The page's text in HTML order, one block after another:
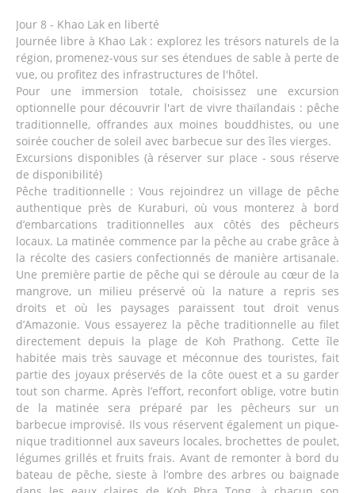
Jour 8 - Khao Lak en liberté
Journée libre à Khao Lak : explorez les trésors naturels de la
région, promenez-vous sur ses étendues de sable à perte de
vue, ou profitez des infrastructures de l'hôtel.
Pour une immersion totale, choisissez une excursion
optionnelle pour découvrir l'art de vivre thaïlandais : pêche
traditionnelle, offrandes aux moines bouddhistes, ou une
soirée coucher de soleil avec barbecue sur des îles vierges.
Excursions disponibles (à réserver sur place - sous réserve
de disponibilité)
Pêche traditionnelle : Vous rejoindrez un village de pêche
authentique près de Kuraburi, où vous monterez à bord
d’embarcations traditionnelles aux côtés des pêcheurs
locaux. La matinée commence par la pêche au crabe grâce à
la récolte des casiers confectionnés de manière artisanale.
Une première partie de pêche qui se déroule au cœur de la
mangrove, un milieu préservé où la nature a repris ses
droits et où les paysages paraissent tout droit venus
d’Amazonie. Vous essayerez la pêche traditionnelle au filet
directement depuis la plage de Koh Prathong. Cette île
habitée mais très sauvage et méconnue des touristes, fait
partie des joyaux préservés de la côte ouest et a su garder
tout son charme. Après l’effort, reconfort oblige, votre butin
de la matinée sera préparé par les pêcheurs sur un
barbecue improvisé. Ils vous réservent également un pique-
nique traditionnel aux saveurs locales, brochettes de poulet,
légumes grillés et fruits frais. Avant de remonter à bord du
bateau de pêche, sieste à l’ombre des arbres ou baignade